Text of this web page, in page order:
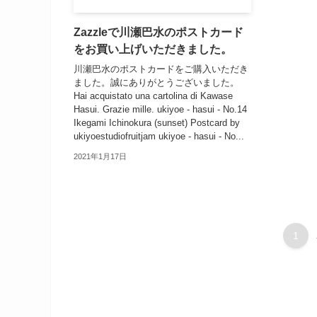
Zazzleで川瀬巴水のポストカード
をお買い上げいただきました。
川瀬巴水のポストカードをご購入いただき
ました。誠にありがとうございました。
Hai acquistato una cartolina di Kawase
Hasui. Grazie mille. ukiyoe - hasui - No.14
Ikegami Ichinokura (sunset) Postcard by
ukiyoestudiofruitjam ukiyoe - hasui - No...
2021年1月17日
1